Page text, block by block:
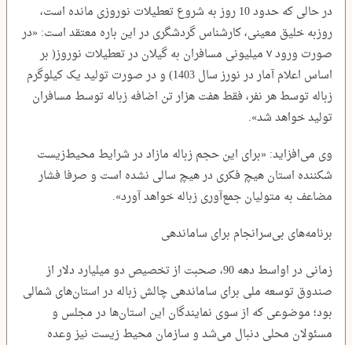
در حالی که حدود 10 روز به شروع تعطیلات نوروزی مانده است،
روزبه خلیق معینی، کارشناس گردشگری در این باره معتقد است: «در
صورت ورود ۷ میلیونی مسافران به گیلان در تعطیلات نوروز( بر
اساس اعلام آمار در نورز سال 1403) و در صورت تولید یک کیلوگرم
زباله توسط هر نفر، فقط هفت هزار تن اضافه زباله توسط مسافران
تولید خواهد شد».
وی می‌افزاید: «برای این حجم زباله مازاد در شرایط محیط‌زیست
شکننده استان هیچ فکری در هیچ سالی نشده است و صرفا فشار
مضاعف به متولیان جمع‌آوری زباله خواهد آورد».
برنامه‌های بی‌سرانجام برای ساماندهی
زمانی در اواسط دهه 90، صحبت از تخصیص دو میلیارد دلار از
صندوق توسعه ملی برای ساماندهی چالش زباله در استان‌های شمالی
بود؛ موضوعی که از سوی نمایندگان این استان‌ها در مجلس و
مسئولان محلی دنبال می‌شد و سازمان محیط زیست نیز وعده